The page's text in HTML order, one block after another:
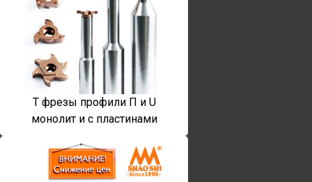
T фрезы профили П и U
монолит и с пластинами